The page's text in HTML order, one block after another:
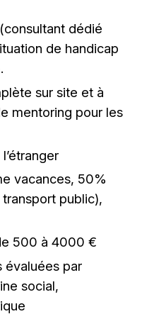
dédié
de handicap
sur site et à
mentoring pour les
vacances, 50%
public),
500 à 4000 €
évaluées par
social,